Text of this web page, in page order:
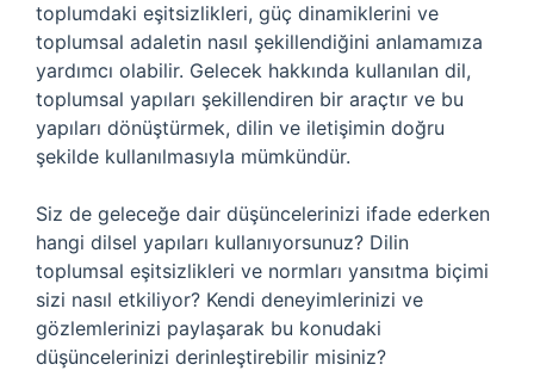
toplumdaki eşitsizlikleri, güç dinamiklerini ve
toplumsal adaletin nasıl şekillendiğini anlamamıza
yardımcı olabilir. Gelecek hakkında kullanılan dil,
toplumsal yapıları şekillendiren bir araçtır ve bu
yapıları dönüştürmek, dilin ve iletişimin doğru
şekilde kullanılmasıyla mümkündür.
Siz de geleceğe dair düşüncelerinizi ifade ederken
hangi dilsel yapıları kullanıyorsunuz? Dilin
toplumsal eşitsizlikleri ve normları yansıtma biçimi
sizi nasıl etkiliyor? Kendi deneyimlerinizi ve
gözlemlerinizi paylaşarak bu konudaki
düşüncelerinizi derinleştirebilir misiniz?